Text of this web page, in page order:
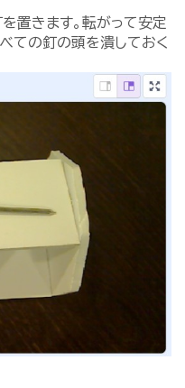
置きます。転がって安定
ての釘の頭を潰しておく